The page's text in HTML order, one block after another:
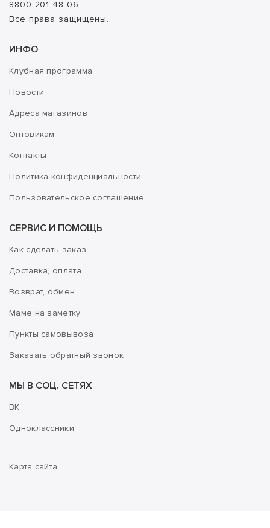
8800 201-48-06
Все права защищены.
ИНФО
Клубная программа
Новости
Адреса магазинов
Оптовикам
Контакты
Политика конфиденциальности
Пользовательское соглашение
СЕРВИС И ПОМОЩЬ
Как сделать заказ
Доставка, оплата
Возврат, обмен
Маме на заметку
Пункты самовывоза
Заказать обратный звонок
МЫ В СОЦ. СЕТЯХ
ВК
Одноклассники
Карта сайта